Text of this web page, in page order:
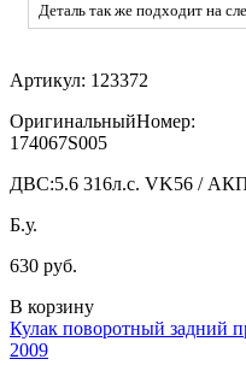
Деталь так же подходит на
Артикул: 123372
ОригинальныйНомер:
174067S005
ДВС:5.6 316л.с. VK56 /
Б.у.
630 руб.
В корзину
Кулак поворотный задний
2009